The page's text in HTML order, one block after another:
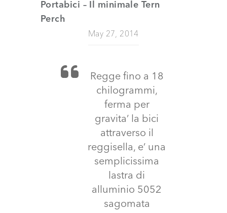
Portabici – Il minimale Tern
Perch
May 27, 2014
Regge fino a 18
chilogrammi,
ferma per
gravita’ la bici
attraverso il
reggisella, e’ una
semplicissima
lastra di
alluminio 5052
sagomata